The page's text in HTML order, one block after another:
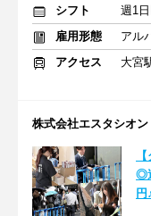
シフト
週1
雇用形態
アル
アクセス
大宮
株式会社エスタシオン
◎
円